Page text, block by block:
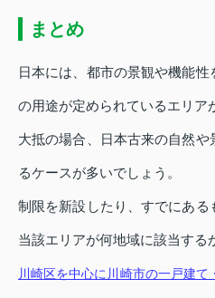
まとめ
日本には、都市の景観や機能
の用途が定められているエリア
大抵の場合、日本古来の自然
るケースが多いでしょう。
制限を新設したり、すでにある
当該エリアが何地域に該当する
川崎区を中心に川崎市の一戸建